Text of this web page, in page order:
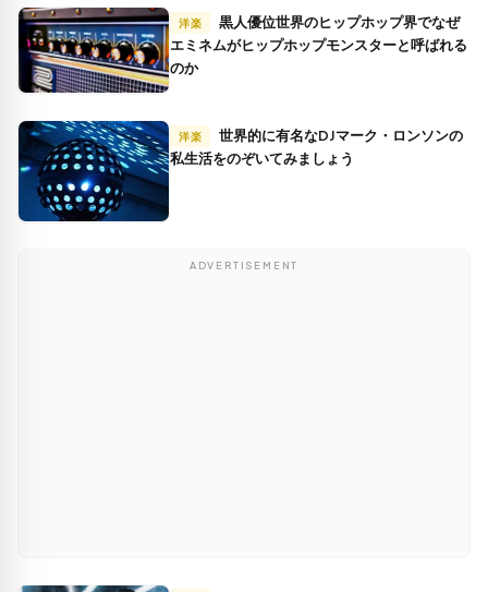
洋楽
エミネムがヒップホップモンスターと呼ばれる
のか
洋楽
私生活をのぞいてみましょう
ADVERTISEMENT